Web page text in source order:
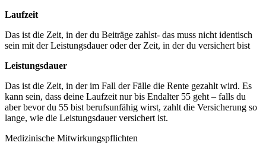
Laufzeit
Das ist die Zeit, in der du Beiträge zahlst- das muss nicht identisch
sein mit der Leistungsdauer oder der Zeit, in der du versichert bist
Leistungsdauer
Das ist die Zeit, in der im Fall der Fälle die Rente gezahlt wird. Es
kann sein, dass deine Laufzeit nur bis Endalter 55 geht – falls du
aber bevor du 55 bist berufsunfähig wirst, zahlt die Versicherung so
lange, wie die Leistungsdauer versichert ist.
Medizinische Mitwirkungspflichten